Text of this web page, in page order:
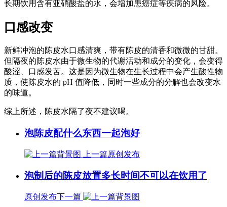
长期饮用含有亚硝酸盐的水，会增加患癌症等疾病的风险。
口感改变
新鲜冲泡的陈皮水口感清爽，带有陈皮的清香和微微的甘甜。
但隔夜的陈皮水由于微生物的代谢活动和成分的变化，会变得
酸涩、口感发苦。这是因为微生物在生长过程中会产生酸性物
质，使陈皮水的 pH 值降低，同时一些成分的分解也会改变水
的味道。
综上所述，陈皮水隔了夜不建议喝。
泡陈皮配什么东西一起泡好
上一篇原创发布
泡制后的陈皮放置多长时间不可以在饮用了
原创发布下一篇